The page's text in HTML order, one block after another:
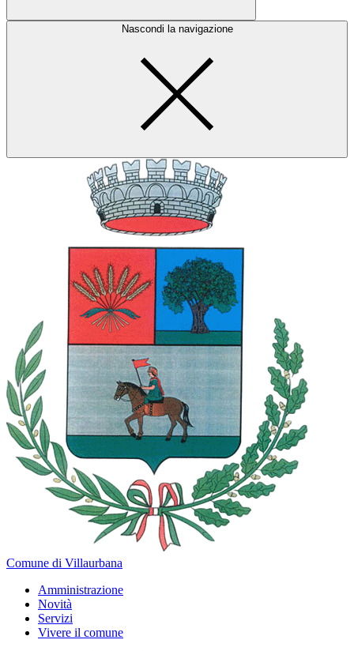
Nascondi la navigazione
Comune di Villaurbana
Amministrazione
Novità
Servizi
Vivere il comune